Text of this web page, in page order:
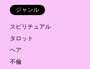
ジャンル
スピリチュアル
タロット
ヘア
不倫